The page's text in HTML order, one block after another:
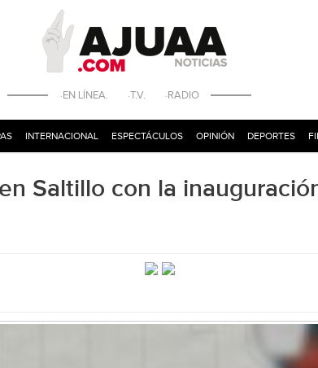
·EN LÍNEA. ·T.V. ·RADIO
INTERNACIONAL ESPECTÁCULOS OPINIÓN DEPORTES
Saltillo con la